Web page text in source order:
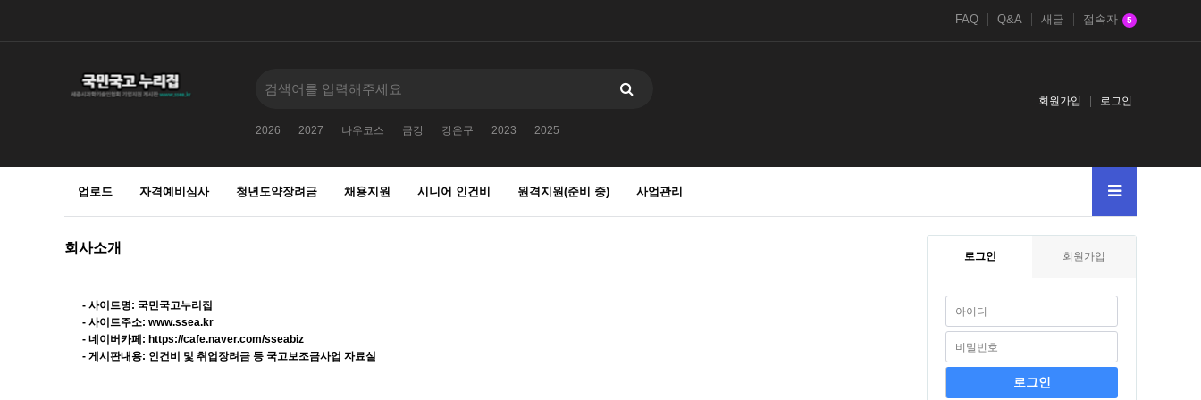
FAQ Q&A 새글 접속자 5
2026 2027 나우코스 금강 강은구 2023 2025
회원가입 로그인
업로드 자격예비심사 청년도약장려금 채용지원 시니어 인건비 원격지원(준비 중) 사업관리
회사소개
- 사이트명: 국민국고누리집
- 사이트주소: www.ssea.kr
- 네이버카페: https://cafe.naver.com/sseabiz
- 게시판내용: 인건비 및 취업장려금 등 국고보조금사업 자료실
로그인 회원가입